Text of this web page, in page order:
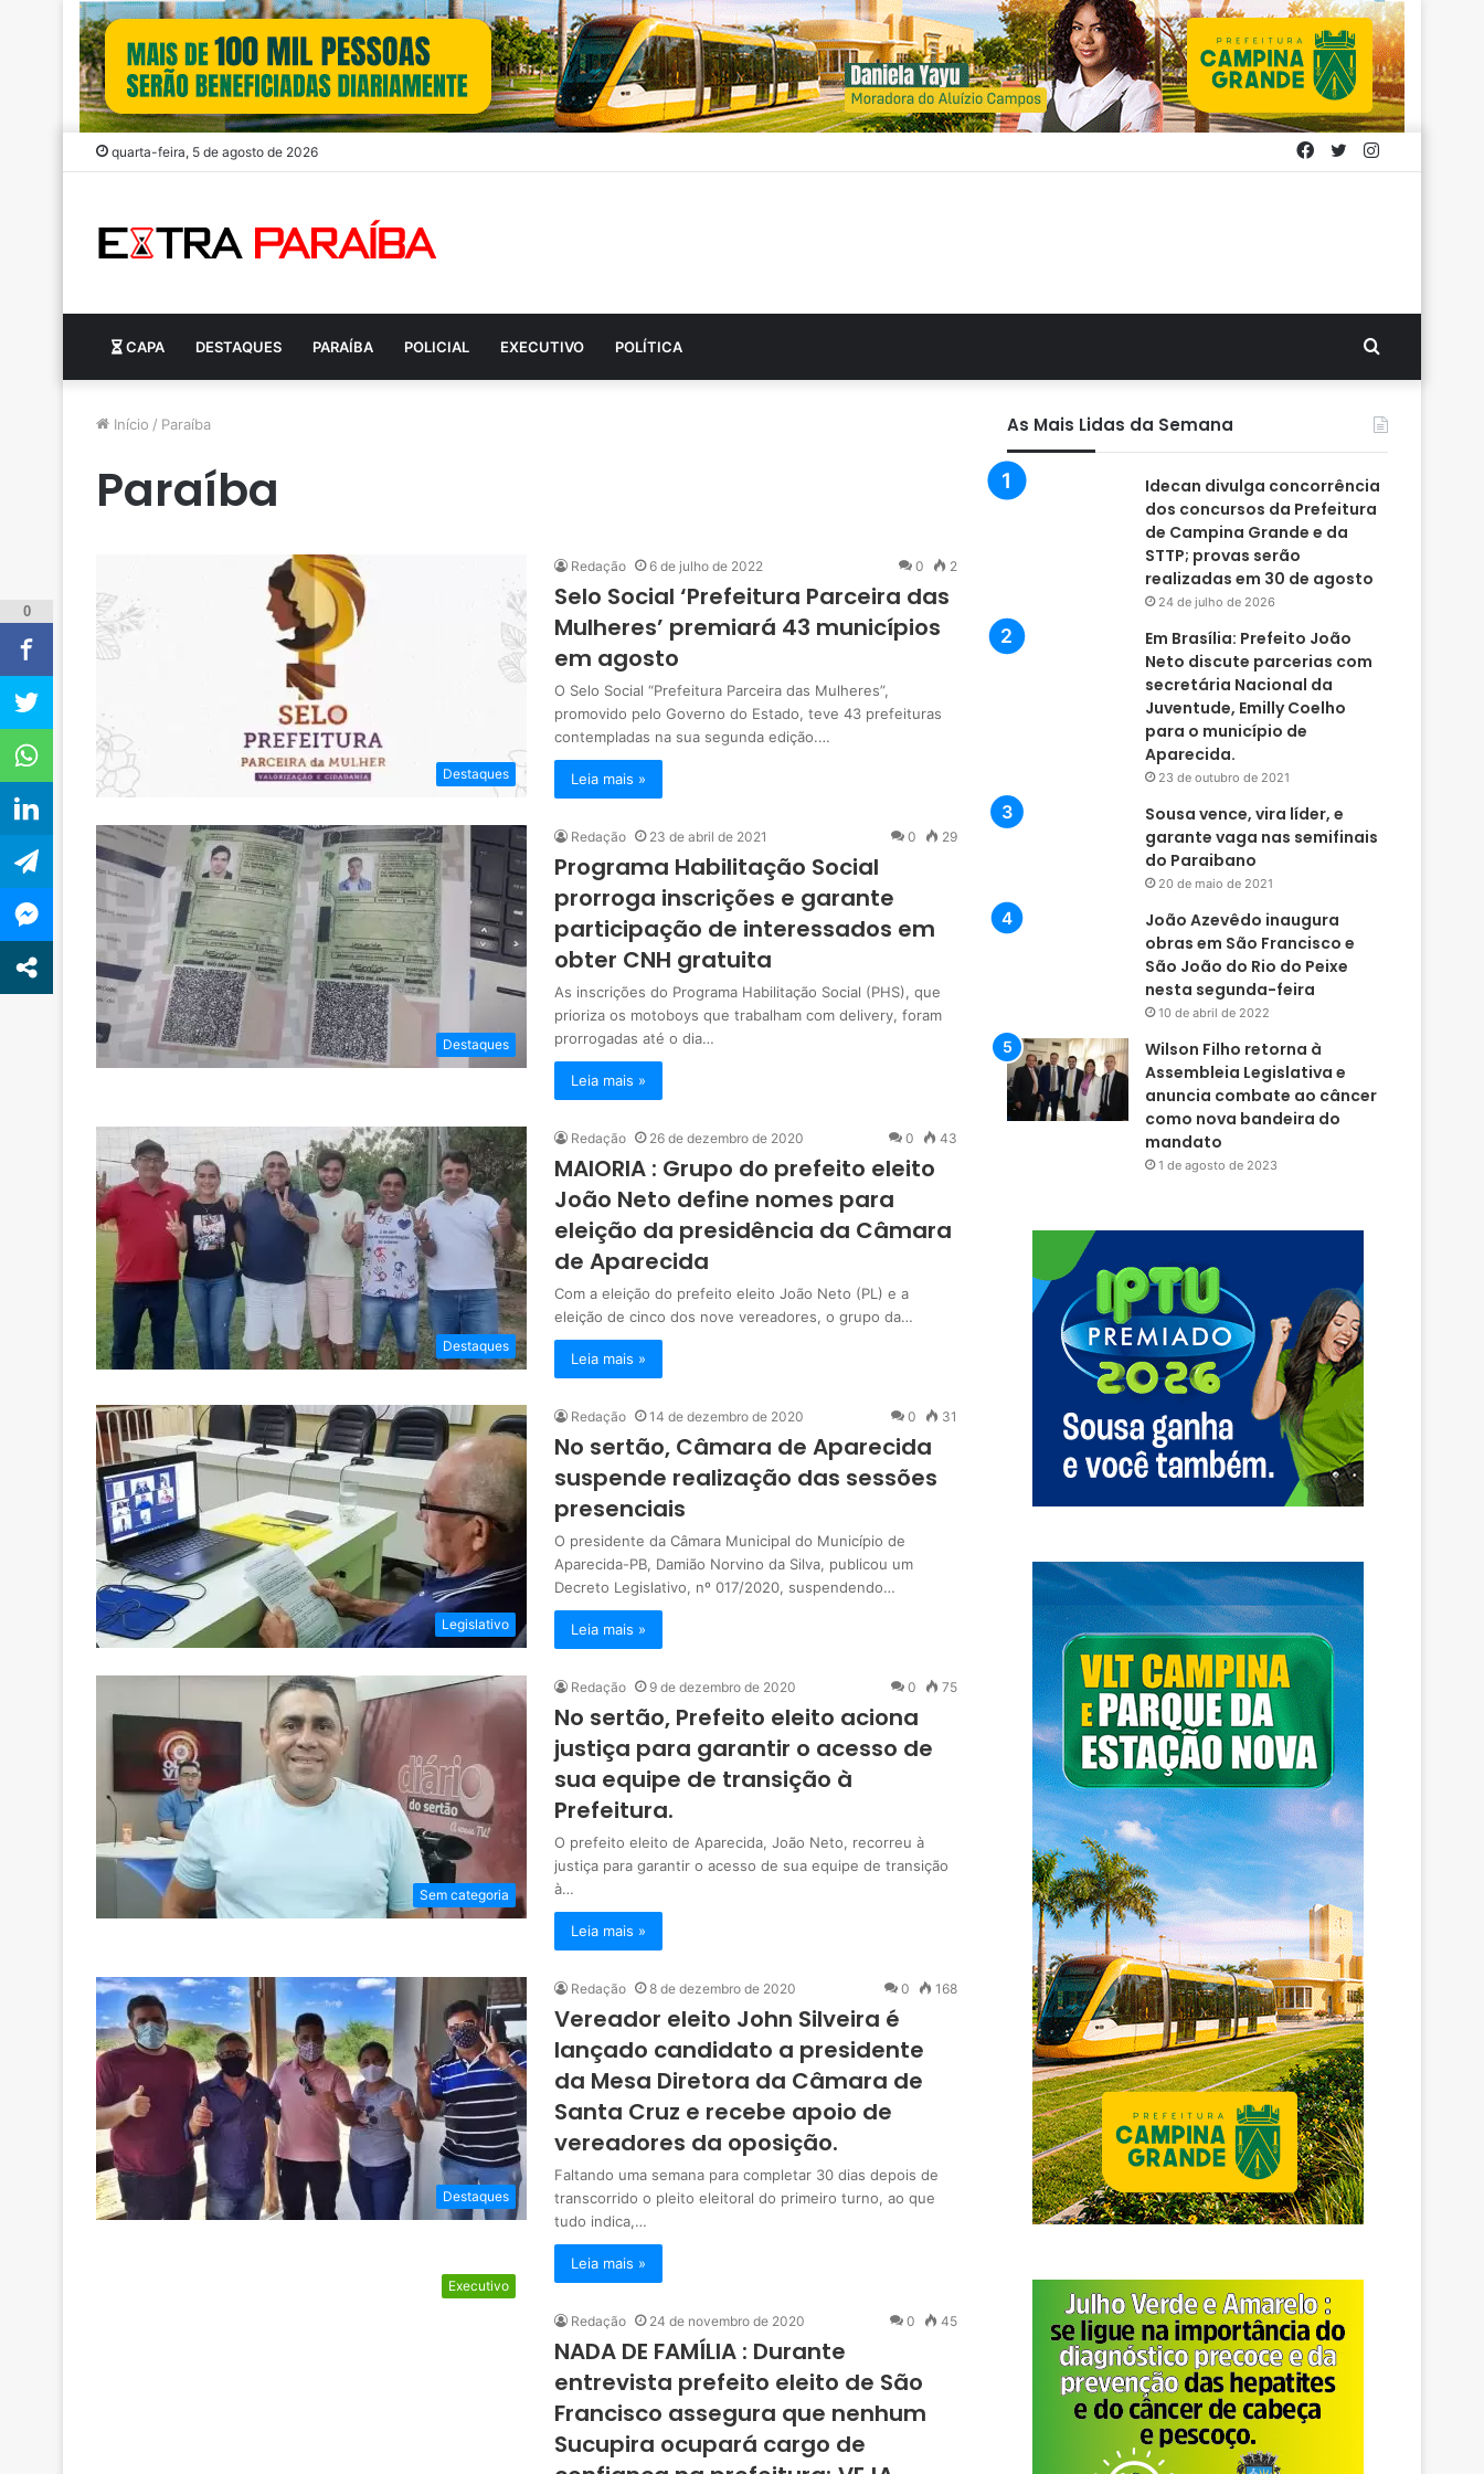
quarta-feira, 5 de agosto de 2026 Twitter
Facebook
CAPA DESTAQUES PARAÍBA POLICIAL EXECUTIVO POLÍTICA Procurar
por
Início / Paraíba
Paraíba
Destaques
Redação 6 de julho de 2022 0 2
Selo Social ‘Prefeitura Parceira das
Mulheres’ premiará 43 municípios
em agosto
O Selo Social “Prefeitura Parceira das Mulheres”,
promovido pelo Governo do Estado, teve 43 prefeituras
contempladas na sua segunda edição.…
Leia mais »
Destaques
Redação 23 de abril de 2021 0 29
Programa Habilitação Social
prorroga inscrições e garante
participação de interessados em
obter CNH gratuita
As inscrições do Programa Habilitação Social (PHS), que
prioriza os motoboys que trabalham com delivery, foram
prorrogadas até o dia…
Leia mais »
Destaques
Redação 26 de dezembro de 2020 0 43
MAIORIA : Grupo do prefeito eleito
João Neto define nomes para
eleição da presidência da Câmara
de Aparecida
Com a eleição do prefeito eleito João Neto (PL) e a
eleição de cinco dos nove vereadores, o grupo da…
Leia mais »
Legislativo
Redação 14 de dezembro de 2020 0 31
No sertão, Câmara de Aparecida
suspende realização das sessões
presenciais
O presidente da Câmara Municipal do Município de
Aparecida-PB, Damião Norvino da Silva, publicou um
Decreto Legislativo, nº 017/2020, suspendendo…
Leia mais »
Sem categoria
Redação 9 de dezembro de 2020 0 75
No sertão, Prefeito eleito aciona
justiça para garantir o acesso de
sua equipe de transição à
Prefeitura.
O prefeito eleito de Aparecida, João Neto, recorreu à
justiça para garantir o acesso de sua equipe de transição
à…
Leia mais »
Destaques
Redação 8 de dezembro de 2020 0 168
Vereador eleito John Silveira é
lançado candidato a presidente
da Mesa Diretora da Câmara de
Santa Cruz e recebe apoio de
vereadores da oposição.
Faltando uma semana para completar 30 dias depois de
transcorrido o pleito eleitoral do primeiro turno, ao que
tudo indica,…
Leia mais »
Executivo
Redação 24 de novembro de 2020 0 45
NADA DE FAMÍLIA : Durante
entrevista prefeito eleito de São
Francisco assegura que nenhum
Sucupira ocupará cargo de
As Mais Lidas da Semana
Idecan divulga concorrência
dos concursos da Prefeitura
de Campina Grande e da
STTP; provas serão
realizadas em 30 de agosto
24 de julho de 2026
Em Brasília: Prefeito João
Neto discute parcerias com
secretária Nacional da
Juventude, Emilly Coelho
para o município de
Aparecida.
23 de outubro de 2021
Sousa vence, vira líder, e
garante vaga nas semifinais
do Paraibano
20 de maio de 2021
João Azevêdo inaugura
obras em São Francisco e
São João do Rio do Peixe
nesta segunda-feira
10 de abril de 2022
Wilson Filho retorna à
Assembleia Legislativa e
anuncia combate ao câncer
como nova bandeira do
mandato
1 de agosto de 2023
0